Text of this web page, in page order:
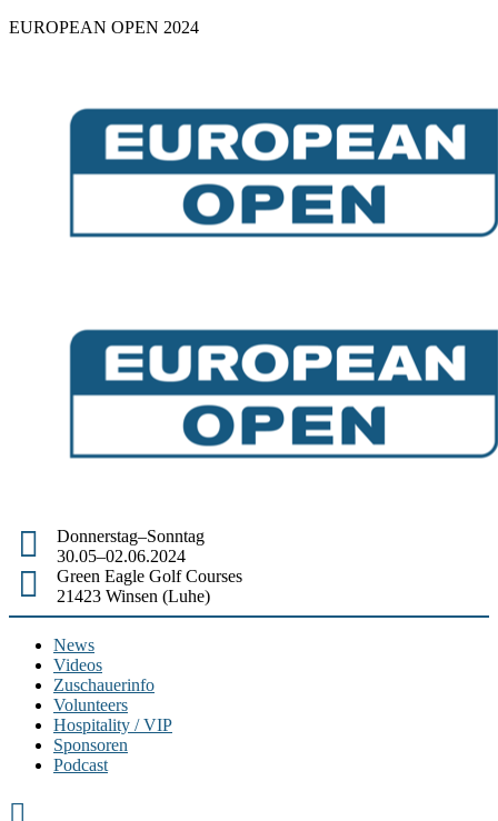
EUROPEAN OPEN 2024
Donnerstag–Sonntag
30.05–02.06.2024
Green Eagle Golf Courses
21423 Winsen (Luhe)
News
Videos
Zuschauerinfo
Volunteers
Hospitality / VIP
Sponsoren
Podcast